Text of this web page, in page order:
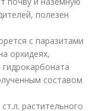
полезен
с паразитами
орхидеях,
составом
растительного